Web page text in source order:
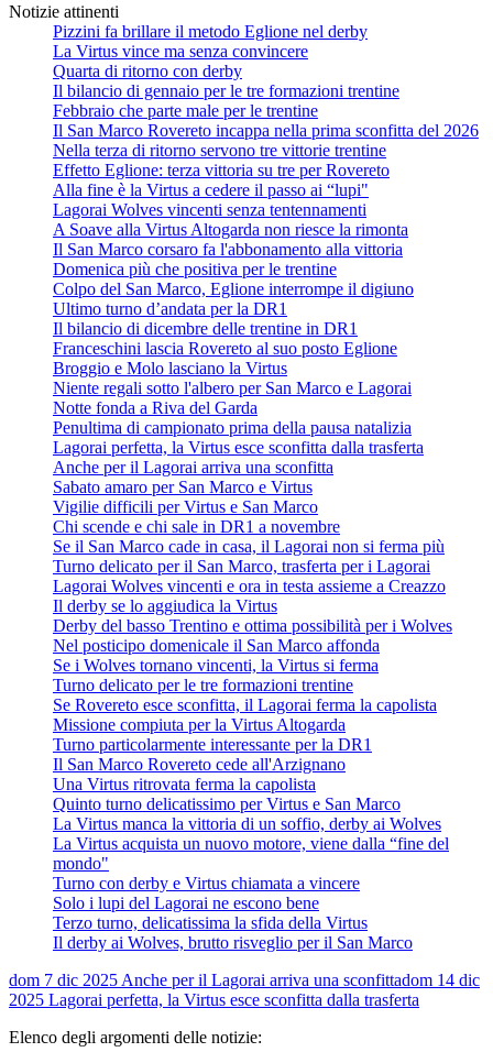
Notizie attinenti
Pizzini fa brillare il metodo Eglione nel derby
La Virtus vince ma senza convincere
Quarta di ritorno con derby
Il bilancio di gennaio per le tre formazioni trentine
Febbraio che parte male per le trentine
Il San Marco Rovereto incappa nella prima sconfitta del 2026
Nella terza di ritorno servono tre vittorie trentine
Effetto Eglione: terza vittoria su tre per Rovereto
Alla fine è la Virtus a cedere il passo ai “lupi"
Lagorai Wolves vincenti senza tentennamenti
A Soave alla Virtus Altogarda non riesce la rimonta
Il San Marco corsaro fa l'abbonamento alla vittoria
Domenica più che positiva per le trentine
Colpo del San Marco, Eglione interrompe il digiuno
Ultimo turno d’andata per la DR1
Il bilancio di dicembre delle trentine in DR1
Franceschini lascia Rovereto al suo posto Eglione
Broggio e Molo lasciano la Virtus
Niente regali sotto l'albero per San Marco e Lagorai
Notte fonda a Riva del Garda
Penultima di campionato prima della pausa natalizia
Lagorai perfetta, la Virtus esce sconfitta dalla trasferta
Anche per il Lagorai arriva una sconfitta
Sabato amaro per San Marco e Virtus
Vigilie difficili per Virtus e San Marco
Chi scende e chi sale in DR1 a novembre
Se il San Marco cade in casa, il Lagorai non si ferma più
Turno delicato per il San Marco, trasferta per i Lagorai
Lagorai Wolves vincenti e ora in testa assieme a Creazzo
Il derby se lo aggiudica la Virtus
Derby del basso Trentino e ottima possibilità per i Wolves
Nel posticipo domenicale il San Marco affonda
Se i Wolves tornano vincenti, la Virtus si ferma
Turno delicato per le tre formazioni trentine
Se Rovereto esce sconfitta, il Lagorai ferma la capolista
Missione compiuta per la Virtus Altogarda
Turno particolarmente interessante per la DR1
Il San Marco Rovereto cede all'Arzignano
Una Virtus ritrovata ferma la capolista
Quinto turno delicatissimo per Virtus e San Marco
La Virtus manca la vittoria di un soffio, derby ai Wolves
La Virtus acquista un nuovo motore, viene dalla “fine del
mondo"
Turno con derby e Virtus chiamata a vincere
Solo i lupi del Lagorai ne escono bene
Terzo turno, delicatissima la sfida della Virtus
Il derby ai Wolves, brutto risveglio per il San Marco
dom 7 dic 2025 Anche per il Lagorai arriva una sconfittadom 14 dic
2025 Lagorai perfetta, la Virtus esce sconfitta dalla trasferta
Elenco degli argomenti delle notizie: